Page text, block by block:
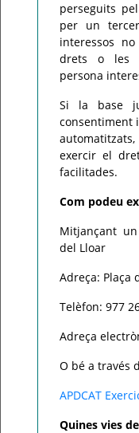
perseguits
per un
interessos
drets o les
persona
Si la base
consentiment
exercir el
facilitades.
Com podeu
Mitjançant
del Lloar
Adreça: Plaça
Telèfon: 977
Adreça
O bé a través
APDCAT
Quines vies